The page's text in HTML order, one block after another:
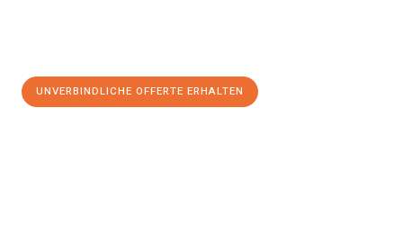
UNVERBINDLICHE OFFERTE ERHALTEN